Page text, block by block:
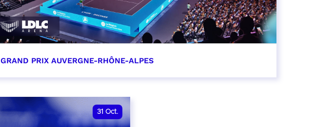
GRAND PRIX AUVERGNE-RHÔNE-ALPES
31 Oct.